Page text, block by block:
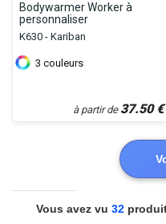
Bodywarmer Worker à
personnaliser
K630 - Kariban
3 couleurs
à partir de 37.50€
Vous avez vu 32